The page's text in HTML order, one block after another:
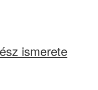
ismerete